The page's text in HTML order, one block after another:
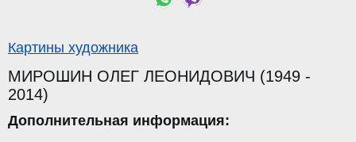
Картины художника
МИРОШИН ОЛЕГ ЛЕОНИДОВИЧ (1949 -
2014)
Дополнительная информация: